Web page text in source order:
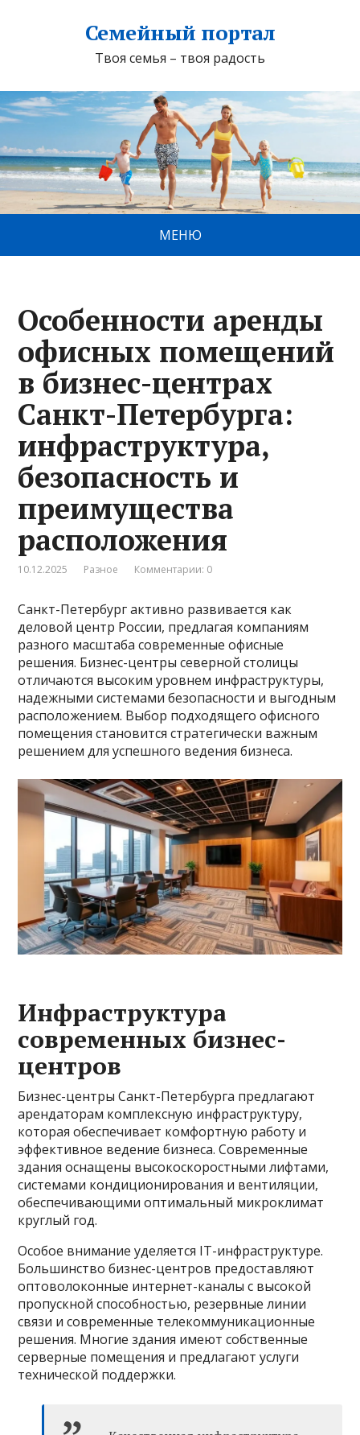
Семейный портал
Твоя семья – твоя радость
МЕНЮ
Особенности аренды
офисных помещений
в бизнес-центрах
Санкт-Петербурга:
инфраструктура,
безопасность и
преимущества
расположения
10.12.2025 Разное Комментарии: 0
Санкт-Петербург активно развивается как
деловой центр России, предлагая компаниям
разного масштаба современные офисные
решения. Бизнес-центры северной столицы
отличаются высоким уровнем инфраструктуры,
надежными системами безопасности и выгодным
расположением. Выбор подходящего офисного
помещения становится стратегически важным
решением для успешного ведения бизнеса.
Инфраструктура
современных бизнес-
центров
Бизнес-центры Санкт-Петербурга предлагают
арендаторам комплексную инфраструктуру,
которая обеспечивает комфортную работу и
эффективное ведение бизнеса. Современные
здания оснащены высокоскоростными лифтами,
системами кондиционирования и вентиляции,
обеспечивающими оптимальный микроклимат
круглый год.
Особое внимание уделяется IT-инфраструктуре.
Большинство бизнес-центров предоставляют
оптоволоконные интернет-каналы с высокой
пропускной способностью, резервные линии
связи и современные телекоммуникационные
решения. Многие здания имеют собственные
серверные помещения и предлагают услуги
технической поддержки.